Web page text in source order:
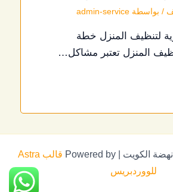
/ بواسطة admin-service
لتنظيف المنزل خطة
المنزل تعتبر مشاكل…
قالب Astra
للووردبريس